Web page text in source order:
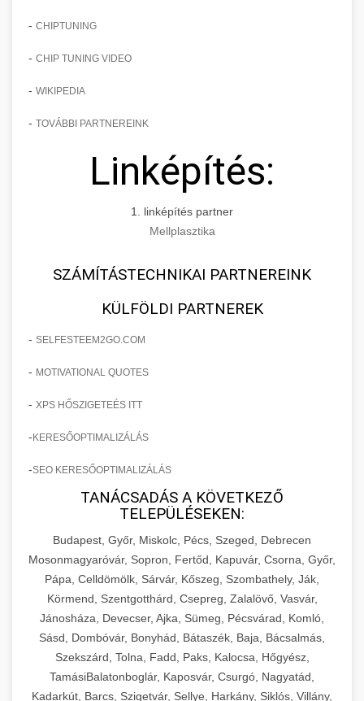
- CHIPTUNING
- CHIP TUNING VIDEO
- WIKIPEDIA
- TOVÁBBI PARTNEREINK
Linképítés:
1. linképítés partner
Mellplasztika
SZÁMÍTÁSTECHNIKAI PARTNEREINK
KÜLFÖLDI PARTNEREK
- SELFESTEEM2GO.COM
- MOTIVATIONAL QUOTES
- XPS HŐSZIGETEÉS ITT
- KERESŐOPTIMALIZÁLÁS
-SEO KERESŐOPTIMALIZÁLÁS
TANÁCSADÁS A KÖVETKEZŐ
TELEPÜLÉSEKEN:
Budapest, Győr, Miskolc, Pécs, Szeged, Debrecen
Mosonmagyaróvár, Sopron, Fertőd, Kapuvár, Csorna, Győr,
Pápa, Celldömölk, Sárvár, Kőszeg, Szombathely, Ják,
Körmend, Szentgotthárd, Csepreg, Zalalövő, Vasvár,
Jánosháza, Devecser, Ajka, Sümeg, Pécsvárad, Komló,
Sásd, Dombóvár, Bonyhád, Bátaszék, Baja, Bácsalmás,
Szekszárd, Tolna, Fadd, Paks, Kalocsa, Hőgyész,
TamásiBalatonboglár, Kaposvár, Csurgó, Nagyatád,
Kadarkút, Barcs, Szigetvár, Sellye, Harkány, Siklós, Villány,